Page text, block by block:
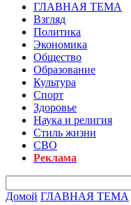
ГЛАВНАЯ ТЕМА
Взгляд
Политика
Экономика
Общество
Образование
Культура
Спорт
Здоровье
Наука и религия
Стиль жизни
СВО
Реклама
Домой ГЛАВНАЯ ТЕМА